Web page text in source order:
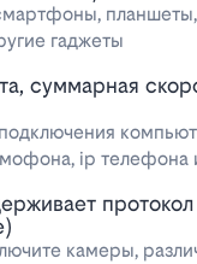
гаджеты
суммарная
ip телефона
камеры,